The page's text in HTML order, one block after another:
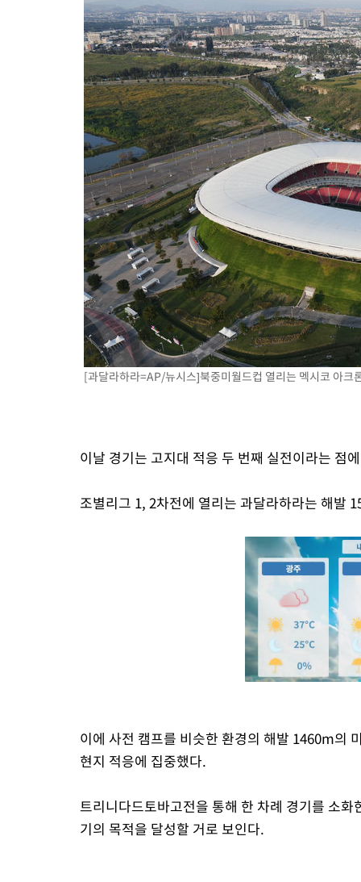
[과달라하라=AP/뉴시스]북중미월드컵 열리는 멕시코 아
이날 경기는 고지대 적응 두 번째 실전이라는 점
조별리그 1, 2차전에 열리는 과달라하라는 해발
이에 사전 캠프를 비슷한 환경의 해발 1460m의
현지 적응에 집중했다.
트리니다드토바고전을 통해 한 차례 경기를 소
기의 목적을 달성할 거로 보인다.